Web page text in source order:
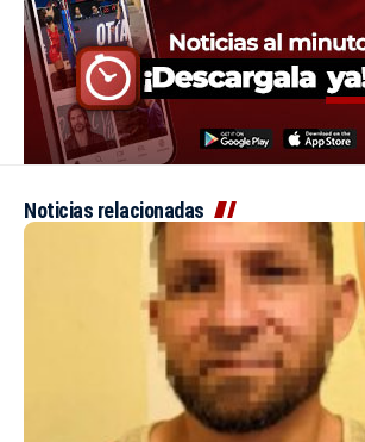
Noticias relacionadas